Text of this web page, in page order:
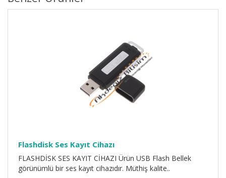
Flashdisk Ses Kayıt Cihazı
FLASHDİSK SES KAYIT CİHAZI Ürün USB Flash Bellek
görünümlü bir ses kayıt cihazıdır. Müthiş kalite..